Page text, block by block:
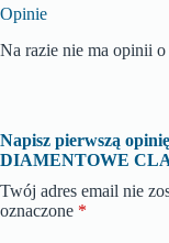
Opinie
Na razie nie ma opinii
Napisz pierwszą
DIAMENTOWE
Twój adres email nie
oznaczone *